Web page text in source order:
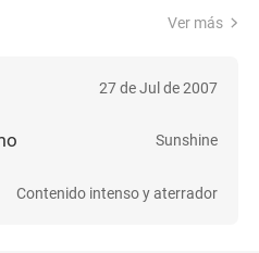
Ver más
27 de Jul de 2007
Sunshine
Contenido intenso y aterrador